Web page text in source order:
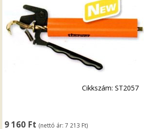
9 160 Ft (nettó ár:7 213 Ft)
Cikkszám: ST2057